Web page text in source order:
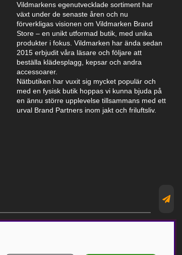
Vildmarkens egenutvecklade sortiment har
växt under de senaste åren och nu
förverkligas visionen om Vildmarken Brand
Store – en unikt utformad butik, med unika
produkter i fokus. Vildmarken har ända sedan
2015 erbjudit våra läsare och följare att
beställa klädesplagg, kepsar och andra
accessoarer.
Nätbutiken har vuxit sig mycket populär och
med en fysisk butik hoppas vi kunna bjuda på
en ännu större upplevelse tillsammans med ett
urval Brand Partners inom jakt och friluftsliv.